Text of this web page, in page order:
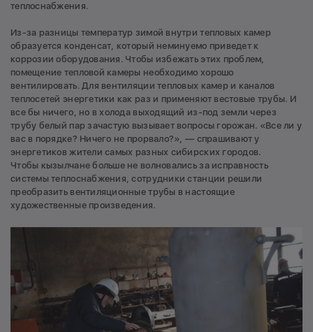
теплоснабжения.
Из-за разницы температур зимой внутри тепловых камер
образуется конденсат, который неминуемо приведет к
коррозии оборудования. Чтобы избежать этих проблем,
помещение тепловой камеры необходимо хорошо
вентилировать. Для вентиляции тепловых камер и каналов
теплосетей энергетики как раз и применяют вестовые трубы. И
все бы ничего, но в холода выходящий из-под земли через
трубу белый пар зачастую вызывает вопросы горожан. «Все ли у
вас в порядке? Ничего не прорвало?», — спрашивают у
энергетиков жители самых разных сибирских городов.
Чтобы кызылчане больше не волновались за исправность
системы теплоснабжения, сотрудники станции решили
преобразить вентиляционные трубы в настоящие
художественные произведения.